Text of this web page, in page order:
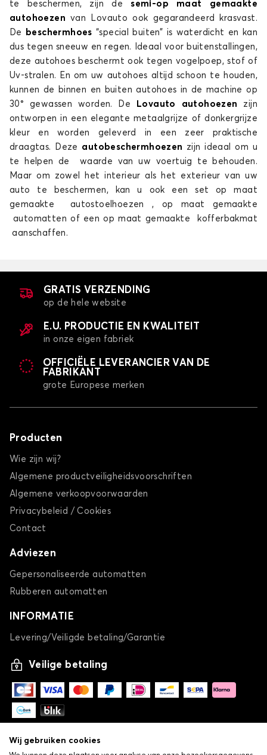
Autohoes voor ALFA ROMEO 4C
75
Autohoes voor ALFA ROMEO BRERA
Autohoes voor ALFA ROMEO GIULIA
Autohoes voor ALFA ROMEO GIULIETTA
te beschermen, zijn desemi-op maat gemaakte
autohoezenvan Lovauto ook gegarandeerd krasvast.
De
beschermhoes “special buiten” is waterdicht en kan
dus tegen sneeuw en regen. Ideaal voor buitenstallingen,
deze autohoes beschermt ook tegen vogelpoep, stof of
Uv-stralen. En om uw autohoes altijd schoon te houden,
kunnen de binnen en buiten autohoes in de machine op
30° gewassen worden. De
Lovauto autohoezen
zijn
ontworpen in een elegante metaalgrijze of donkergrijze
kleur en worden geleverd in een zeer praktische
draagtas. Deze autobeschermhoezen zijn ideaal om u
te helpen de waarde van uw voertuig te behouden.
Maar om zowel het interieur als het exterieur van uw
auto te beschermen, kan u ook een set op maat
gemaakte autostoelhoezen , op maat gemaakte
automatten of een op maat gemaakte kofferbakmat
aanschaffen.
GRATIS VERZENDING
op de hele website
E.U. PRODUCTIE EN KWALITEIT
in onze eigen fabriek
OFFICIËLE LEVERANCIER VAN DE
FABRIKANT
grote Europese merken
Producten
Wie zijn wij?
Algemene productveiligheidsvoorschriften
Algemene verkoopvoorwaarden
Privacybeleid / Cookies
Contact
Adviezen
Gepersonaliseerde automatten
Rubberen automatten
INFORMATIE
Levering/Veiligde betaling/Garantie
Veilige betaling
Wij gebruiken cookies